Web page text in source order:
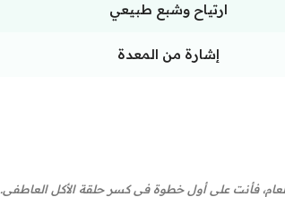
ارتياح وشبع طبيعي
إشارة من المعدة
فأنت على أول خطوة في كسر حلقة الأكل العاطفي.